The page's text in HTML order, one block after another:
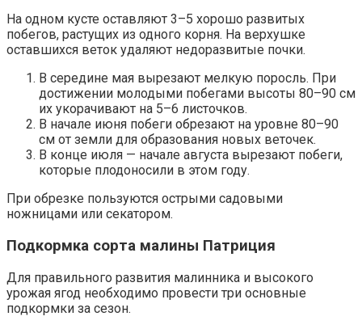
На одном кусте оставляют 3–5 хорошо развитых
побегов, растущих из одного корня. На верхушке
оставшихся веток удаляют недоразвитые почки.
В середине мая вырезают мелкую поросль. При
достижении молодыми побегами высоты 80–90 см
их укорачивают на 5–6 листочков.
В начале июня побеги обрезают на уровне 80–90
см от земли для образования новых веточек.
В конце июля — начале августа вырезают побеги,
которые плодоносили в этом году.
При обрезке пользуются острыми садовыми
ножницами или секатором.
Подкормка сорта малины Патриция
Для правильного развития малинника и высокого
урожая ягод необходимо провести три основные
подкормки за сезон.